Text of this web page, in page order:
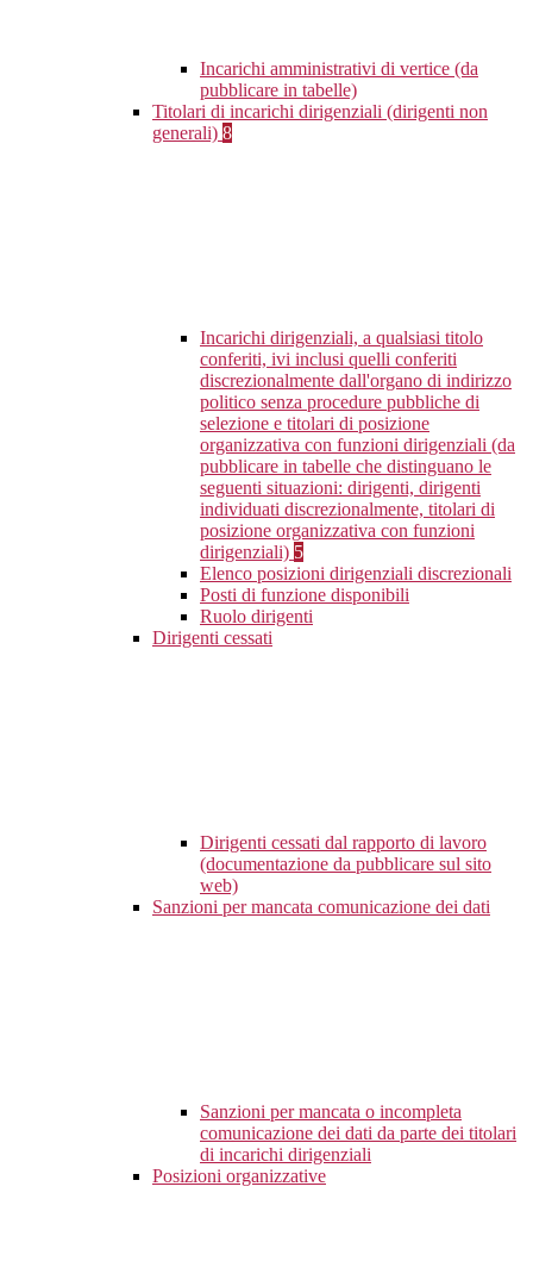
Incarichi amministrativi di vertice (da
pubblicare in tabelle)
Titolari di incarichi dirigenziali (dirigenti non
generali) 8
Incarichi dirigenziali, a qualsiasi titolo
conferiti, ivi inclusi quelli conferiti
discrezionalmente dall'organo di indirizzo
politico senza procedure pubbliche di
selezione e titolari di posizione
organizzativa con funzioni dirigenziali (da
pubblicare in tabelle che distinguano le
seguenti situazioni: dirigenti, dirigenti
individuati discrezionalmente, titolari di
posizione organizzativa con funzioni
dirigenziali) 5
Elenco posizioni dirigenziali discrezionali
Posti di funzione disponibili
Ruolo dirigenti
Dirigenti cessati
Dirigenti cessati dal rapporto di lavoro
(documentazione da pubblicare sul sito
web)
Sanzioni per mancata comunicazione dei dati
Sanzioni per mancata o incompleta
comunicazione dei dati da parte dei titolari
di incarichi dirigenziali
Posizioni organizzative